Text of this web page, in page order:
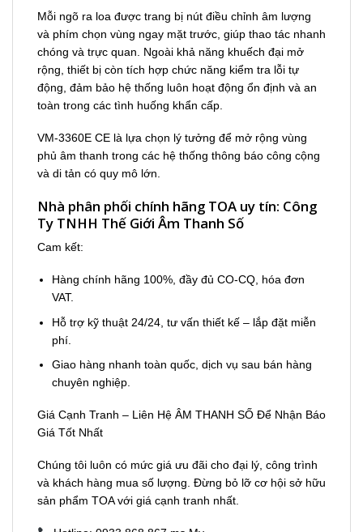
Mỗi ngõ ra loa được trang bị nút điều chỉnh âm lượng
và phím chọn vùng ngay mặt trước, giúp thao tác nhanh
chóng và trực quan. Ngoài khả năng khuếch đại mở
rộng, thiết bị còn tích hợp chức năng kiểm tra lỗi tự
động, đảm bảo hệ thống luôn hoạt động ổn định và an
toàn trong các tình huống khẩn cấp.
VM-3360E CE là lựa chọn lý tưởng để mở rộng vùng
phủ âm thanh trong các hệ thống thông báo công cộng
và di tản có quy mô lớn.
Nhà phân phối chính hãng TOA uy tín: Công
Ty TNHH Thế Giới Âm Thanh Số
Cam kết:
Hàng chính hãng 100%, đầy đủ CO-CQ, hóa đơn
VAT.
Hỗ trợ kỹ thuật 24/24, tư vấn thiết kế – lắp đặt miễn
phí.
Giao hàng nhanh toàn quốc, dịch vụ sau bán hàng
chuyên nghiệp.
Giá Cạnh Tranh – Liên Hệ ÂM THANH SỐ Để Nhận Báo
Giá Tốt Nhất
Chúng tôi luôn có mức giá ưu đãi cho đại lý, công trình
và khách hàng mua số lượng. Đừng bỏ lỡ cơ hội sở hữu
sản phẩm TOA với giá cạnh tranh nhất.